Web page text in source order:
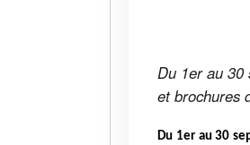
Du 1er au 30
et brochures
Du 1er au 30